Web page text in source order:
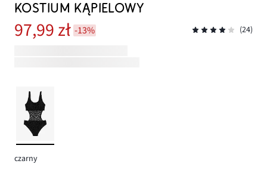
KOSTIUM KĄPIELOWY
97,99 zł -13% (24)
czarny